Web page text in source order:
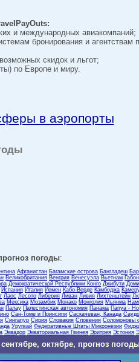
и международных авиакомпаний;
бронирования и
скидок и льгот;
по Европе и миру.
в аэропорты
погоды:
Афганистан Багамские острова Бангладеш
Великобритания Венгрия Венесуэла Вьетнам Габон
Демократической Республики Конго Джибути
Испания Италия Йемен Кабо-Верде Камбоджа
Лаос Лесото Либерия Ливан Ливия Лихтенштейн
Мексика Мозамбик Монако Монголия Мьянма
Палау Палестинская автономия Панама Папуа -
Сан-Томе и Принсипи Саскачеван, Канада
Сингапур Сирия Словакия Словения Соломоновы
Уругвай Федеративные Штаты Микронезии
Эквадор Экваториальная Гвинея Эритрея Эстония
октябре, прогноз